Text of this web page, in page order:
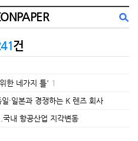
건
한 네가지 틀' 1
·일본과 경쟁하는 K 렌즈 회사
내 항공산업 지각변동